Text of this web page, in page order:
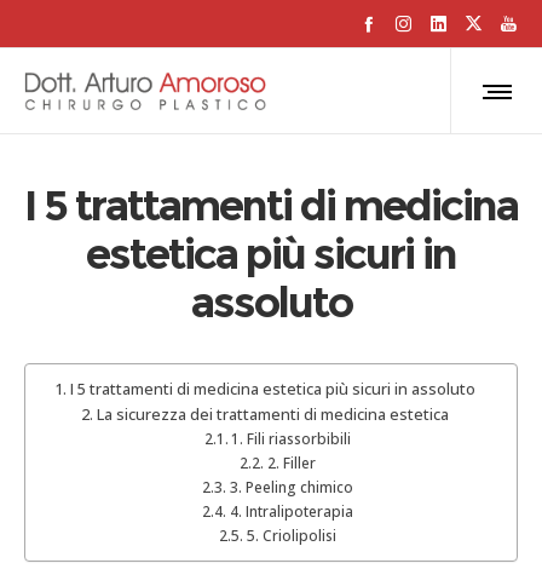
I 5 trattamenti di medicina
estetica più sicuri in
assoluto
I 5 trattamenti di medicina estetica più sicuri in assoluto
La sicurezza dei trattamenti di medicina estetica
1. Fili riassorbibili
2. Filler
3. Peeling chimico
4. Intralipoterapia
5. Criolipolisi